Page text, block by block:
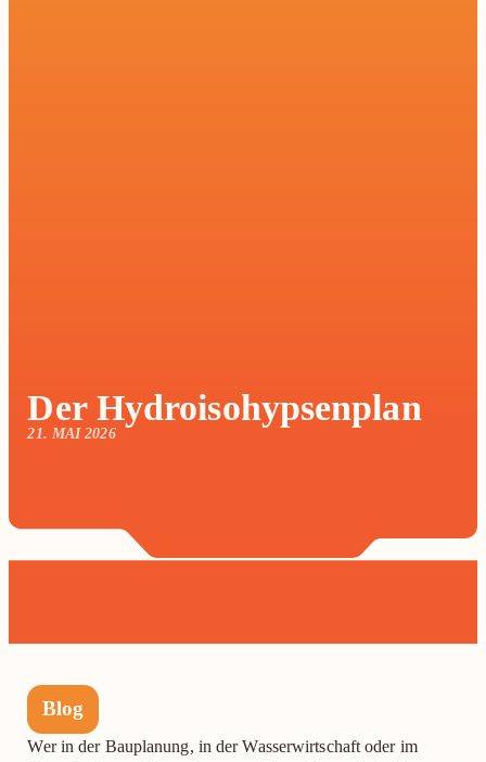
Der Hydroisohypsenplan
21. MAI 2026
Blog
Wer in der Bauplanung, in der Wasserwirtschaft oder im